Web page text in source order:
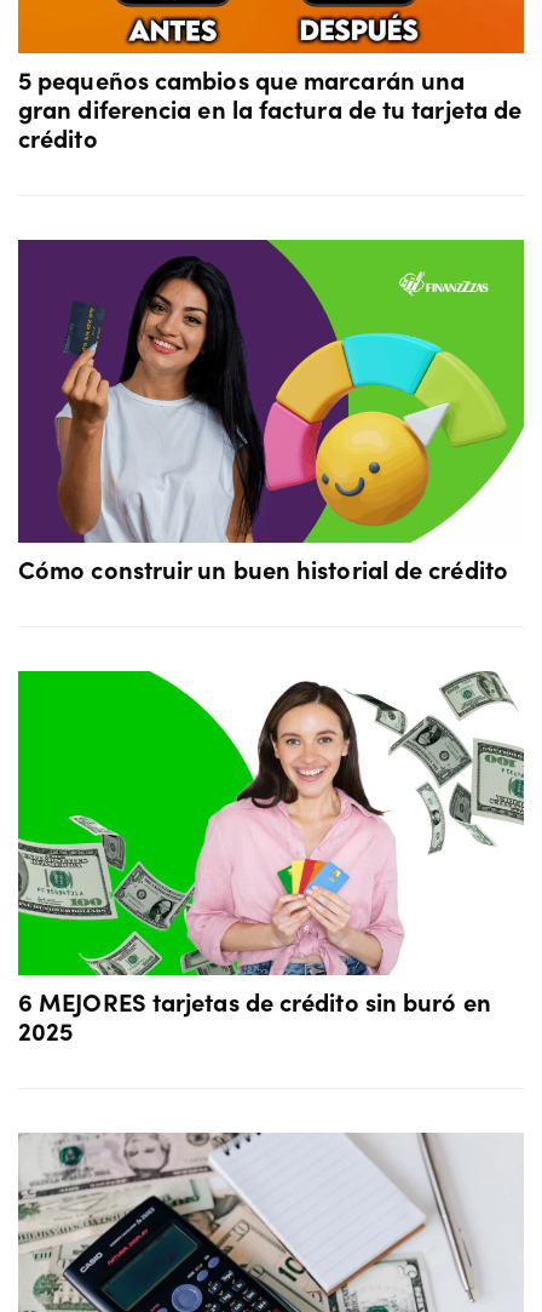
5 pequeños cambios que marcarán una
gran diferencia en la factura de tu tarjeta de
crédito
Cómo construir un buen historial de crédito
6 MEJORES tarjetas de crédito sin buró en
2025